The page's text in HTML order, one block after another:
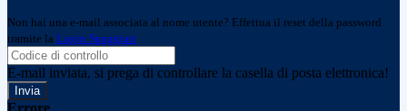
Non hai una e-mail associata al nome utente? Effettua il reset della password
tramite la Login Spaggiari
E-mail inviata, si prega di controllare la casella di posta elettronica!